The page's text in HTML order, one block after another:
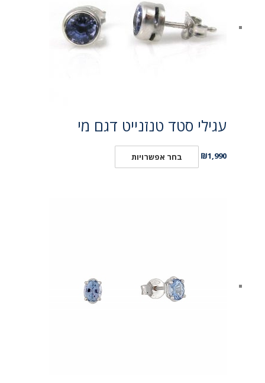
עגילי סטד טנזנייט דגם מי
₪1,990 בחר אפשרויות